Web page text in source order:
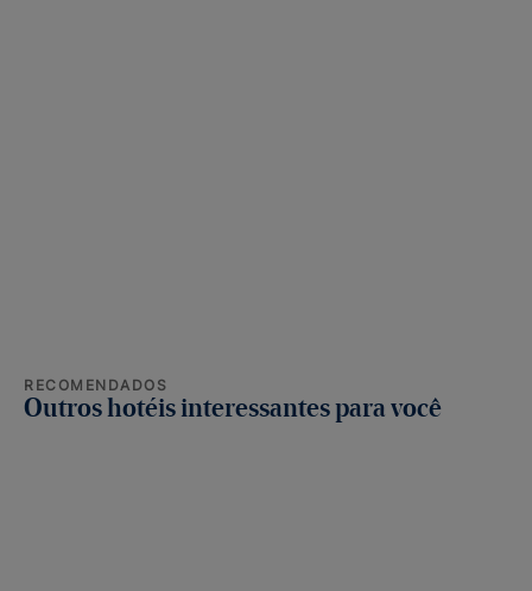
RECOMENDADOS
Outros hotéis interessantes para você